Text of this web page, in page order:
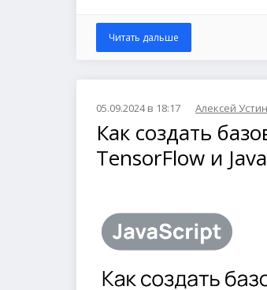
Читать дальше
05.09.2024 в 18:17 Алексей
Как создать
TensorFlow и